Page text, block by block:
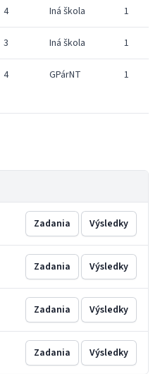
4 Iná škola 1
3 Iná škola 1
4 GPárNT 1
Zadania Výsledky
Zadania Výsledky
Zadania Výsledky
Zadania Výsledky